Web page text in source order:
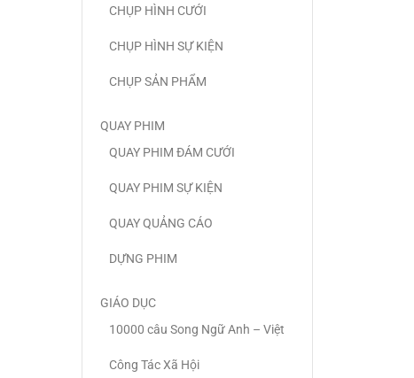
CHỤP HÌNH CƯỚI
CHỤP HÌNH SỰ KIỆN
CHỤP SẢN PHẨM
QUAY PHIM
QUAY PHIM ĐÁM CƯỚI
QUAY PHIM SỰ KIỆN
QUAY QUẢNG CÁO
DỰNG PHIM
GIÁO DỤC
10000 câu Song Ngữ Anh – Việt
Công Tác Xã Hội